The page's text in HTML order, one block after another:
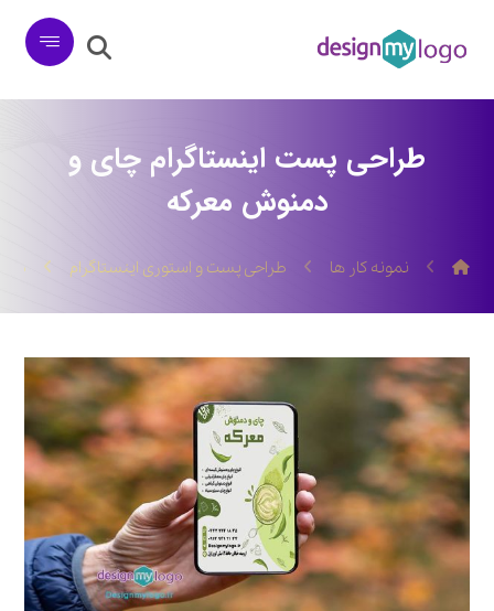
طراحی پست اینستاگرام چای و
دمنوش معرکه
نمونه کار ها طراحی پست و استوری اینستاگرام